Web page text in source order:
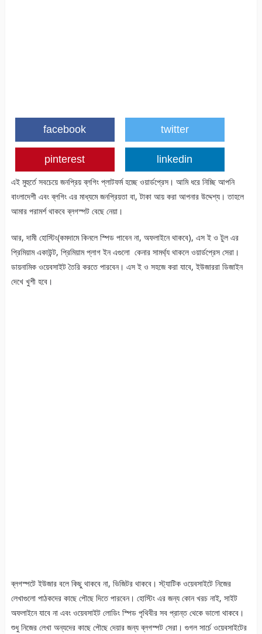
facebook twitter
pinterest linkedin
এই মুহুর্তে সবচেয়ে জনপ্রিয় ব্লগিং প্লাটফর্ম হচ্ছে ওয়ার্ডপ্রেস। আমি ধরে নিচ্ছি আপনি
বাংলাদেশী এবং ব্লগিং এর মাধ্যমে জনপ্রিয়তা বা, টাকা আয় করা আপনার উদ্দেশ্য। তাহলে
আমার পরামর্শ থাকবে ব্লগস্পট বেছে নেয়া।
আর, দামী হোস্টিং(কমদামে কিনলে স্পিড পাবেন না, অফলাইনে থাকবে), এস ই ও টুল এর
প্রিমিয়াম একাউন্ট, প্রিমিয়াম প্লাগ ইন এগুলো কেনার সামর্থ্য থাকলে ওয়ার্ডপ্রেস সেরা।
ডায়নামিক ওয়েবসাইট তৈরি করতে পারবেন। এস ই ও সহজে করা যাবে, ইউজাররা ডিজাইন
দেখে খুশী হবে।
ব্লগস্পটে ইউজার বলে কিছু থাকবে না, ভিজিটর থাকবে। স্ট্যাটিক ওয়েবসাইটে নিজের
লেখাগুলো পাঠকদের কাছে পৌছে দিতে পারবেন। হোস্টিং এর জন্য কোন খরচ নাই, সাইট
অফলাইনে যাবে না এবং ওয়েবসাইট লোডিং স্পিড পৃথিবীর সব প্রান্ত থেকে ভালো থাকবে।
শুধু নিজের লেখা অন্যদের কাছে পৌছে দেয়ার জন্য ব্লগস্পট সেরা। গুগল সার্চে ওয়েবসাইটের